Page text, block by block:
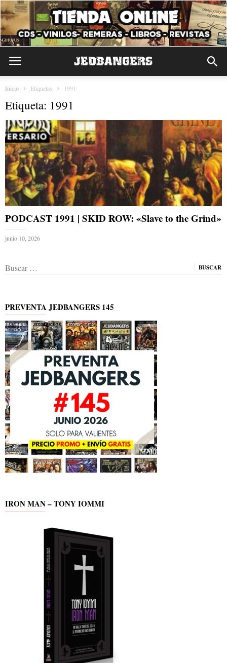
Inicio Etiquetas 1991
Etiqueta: 1991
PODCAST 1991 | SKID ROW: «Slave to the Grind»
junio 10, 2026
Buscar:
PREVENTA JEDBANGERS 145
IRON MAN – TONY IOMMI